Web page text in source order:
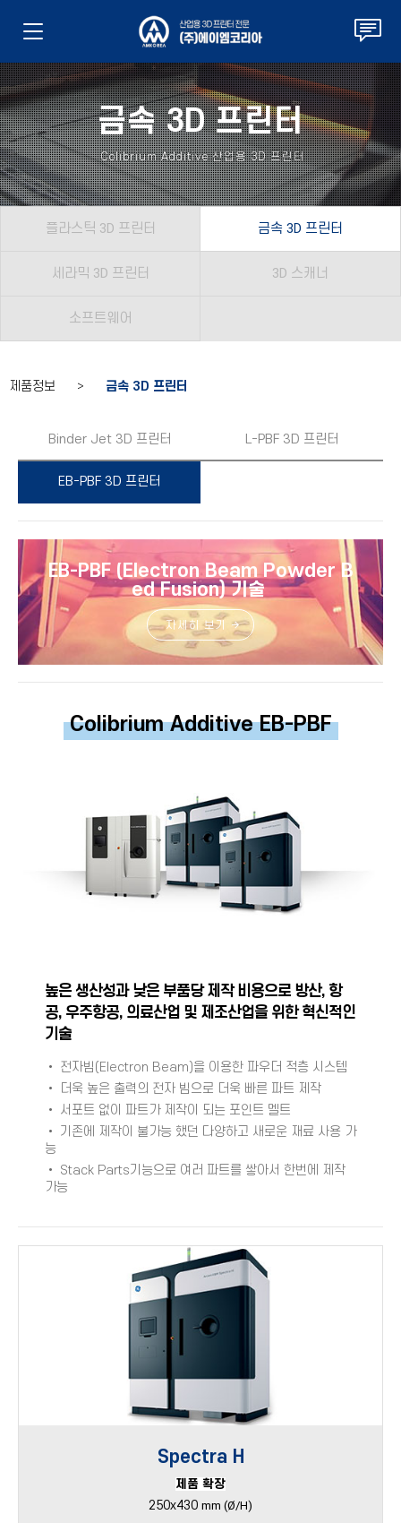
금속 3D 프린터
Colibrium Additive 산업용 3D 프린터
플라스틱 3D 프린터 금속 3D 프린터
세라믹 3D 프린터 3D 스캐너
소프트웨어
제품정보 > 금속 3D 프린터
Binder Jet 3D 프린터 L-PBF 3D 프린터
EB-PBF 3D 프린터
EB-PBF ( Electron Beam Powder B
ed Fusion) 기술
자세히 보기
Colibrium Additive EB-PBF
높은 생산성과 낮은 부품당 제작 비용으로 방산, 항
공, 우주항공, 의료산업 및 제조산업을 위한 혁신적인
기술
• 전자빔(Electron Beam)을 이용한 파우더 적층 시스템
• 더욱 높은 출력의 전자 빔으로 더욱 빠른 파트 제작
• 서포트 없이 파트가 제작이 되는 포인트 멜트
• 기존에 제작이 불가능 했던 다양하고 새로운 재료 사용 가
능
• Stack Parts기 능으로 여러 파트를 쌓아서 한번에 제작
가능
Spectra H
제품 확장
250x430 mm (Ø/H)